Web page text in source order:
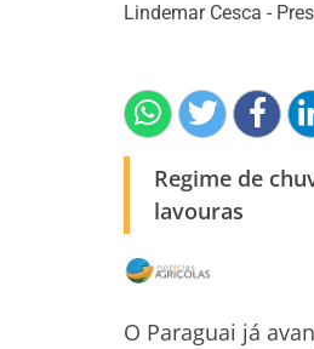
Lindemar Cesca -
Regime de
lavouras
O Paraguai já